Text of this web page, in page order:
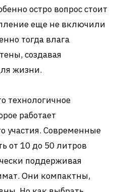
остро вопрос стоит
еще не включили
тогда влага
создавая
жизни.
технологичное
работает
участия. Современные
от 10 до 50 литров
поддерживая
Они компактны,